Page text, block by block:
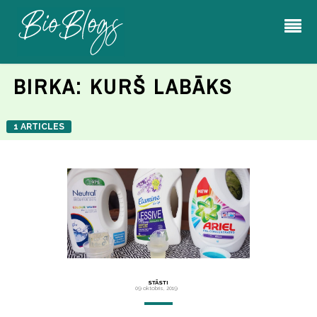
BIRKA: KURŠ LABĀKS
1 ARTICLES
STĀSTI
09 oktobris, 2019